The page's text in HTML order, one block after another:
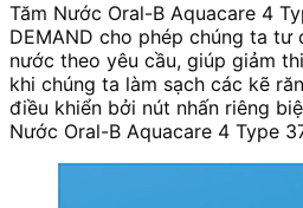
Tăm Nước Oral-B Aquacare 4
DEMAND cho phép chúng ta tư
nước theo yêu cầu, giúp giảm
khi chúng ta làm sạch các kẽ
điều khiển bởi nút nhấn riêng
Nước Oral-B Aquacare 4 Type